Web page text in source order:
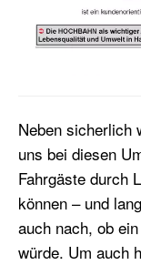
Neben sicherlich
uns bei diesen
Fahrgäste durch
können – und
auch nach, ob
würde. Um auch